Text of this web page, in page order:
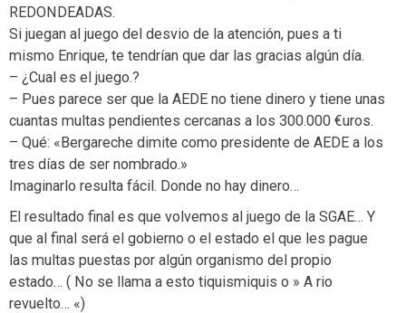
REDONDEADAS.
Si juegan al juego del desvio de la atención, pues a ti
mismo Enrique, te tendrían que dar las gracias algún día.
– ¿Cual es el juego.?
– Pues parece ser que la AEDE no tiene dinero y tiene unas
cuantas multas pendientes cercanas a los 300.000 €uros.
– Qué: «Bergareche dimite como presidente de AEDE a los
tres días de ser nombrado.»
Imaginarlo resulta fácil. Donde no hay dinero…
El resultado final es que volvemos al juego de la SGAE… Y
que al final será el gobierno o el estado el que les pague
las multas puestas por algún organismo del propio
estado… ( No se llama a esto tiquismiquis o » A rio
revuelto… «)